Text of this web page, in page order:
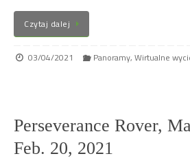
Czytaj dalej
03/04/2021 Panoramy,Wirtualne
Perseverance Rover,
Feb. 20, 2021